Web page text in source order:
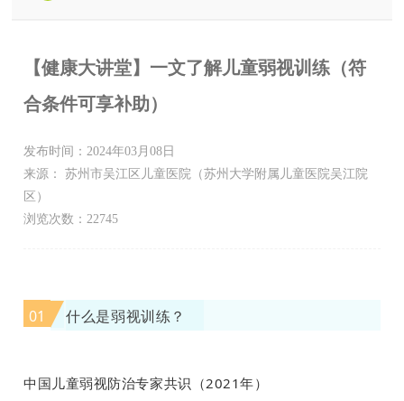
【健康大讲堂】一文了解儿童弱视训练（符
合条件可享补助）
发布时间：2024年03月08日
来源： 苏州市吴江区儿童医院（苏州大学附属儿童医院吴江院
区）
浏览次数：22745
01 什么是弱视训练？
中国儿童弱视防治专家共识（2021年）